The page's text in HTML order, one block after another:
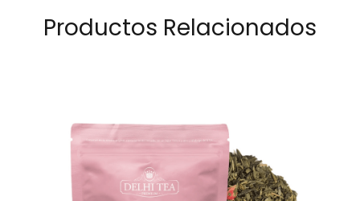
Productos Relacionados